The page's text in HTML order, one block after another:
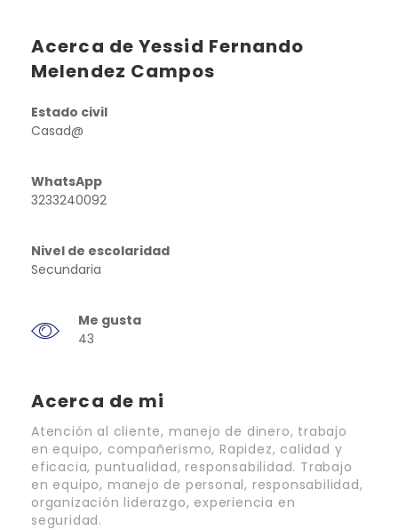
Acerca de Yessid Fernando
Melendez Campos
Estado civil
Casad@
WhatsApp
3233240092
Nivel de escolaridad
Secundaria
Me gusta
43
Acerca de mi
Atención al cliente, manejo de dinero, trabajo
en equipo, compañerismo, Rapidez, calidad y
eficacia, puntualidad, responsabilidad. Trabajo
en equipo, manejo de personal, responsabilidad,
organización liderazgo, experiencia en
seguridad.